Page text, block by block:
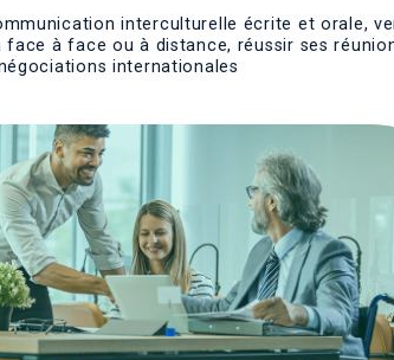
interculturelle écrite et orale,
face à face ou à distance, réussir ses
internationales